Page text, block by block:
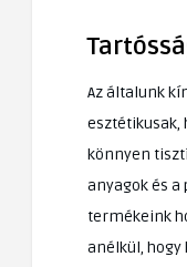
Az általunk
esztétikusak,
könnyen
anyagok és
termékeink
anélkül,